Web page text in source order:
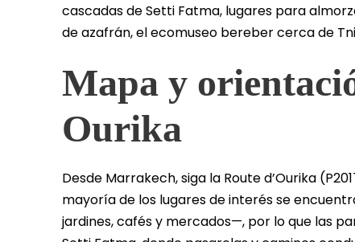
cascadas de Setti Fatma, lugares para
de azafrán, el ecomuseo bereber cerca de
Mapa y
Ourika
Desde Marrakech, siga la Route d’Ourika
mayoría de los lugares de interés se
jardines, cafés y mercados—, por lo que las